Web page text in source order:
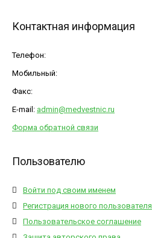
Контактная информация
Телефон:
Мобильный:
Факс:
E-mail: admin@medvestnic.ru
Форма обратной связи
Пользователю
Войти под своим именем
Регистрация нового пользователя
Пользовательское соглашение